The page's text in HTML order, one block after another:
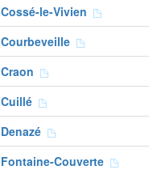
Cossé-le-Vivien
Courbeveille
Craon
Cuillé
Denazé
Fontaine-Couverte